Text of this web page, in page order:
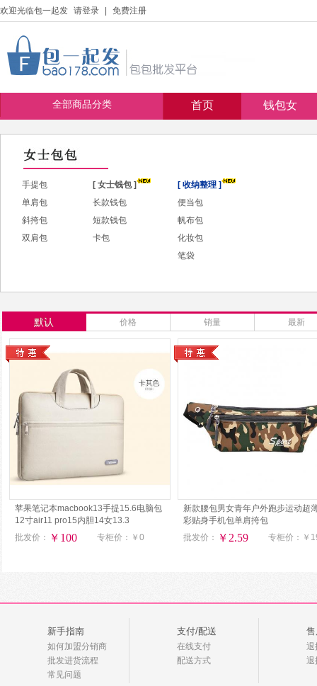
欢迎光临包一起发 请登录 免费注册
全部商品分类 首页 钱包女
手提包
单肩包
斜挎包
双肩包
[ 女士钱包 ]
长款钱包
短款钱包
卡包
[ 收纳整理 ]
便当包
帆布包
化妆包
笔袋
默认 价格 销量 最新
苹果笔记本macbook13手提15.6电脑包
12寸air11 pro15内胆14女13.3
批发价：
￥100 专柜价： ￥0
新款腰包男女青年户外跑步运动超
彩贴身手机包单肩挎包
批发价：
￥2.59 专柜价： ￥
新手指南
如何加盟分销商
批发进货流程
常见问题
支付/配送
在线支付
配送方式
退
退